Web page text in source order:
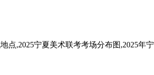
点,2025宁夏美术联考考场分布图,2025